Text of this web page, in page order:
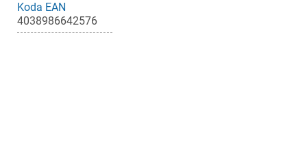
Koda EAN
4038986642576